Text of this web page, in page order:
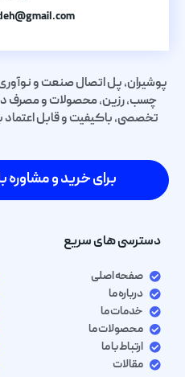
پوشیران، پل اتصال صنعت و
چسب، رزین، محصولات و مصرف
تخصصی، باکیفیت و قابل اعتماد
برای خرید و مشاوره
دسترسی های سریع
صفحه اصلی
درباره ما
خدمات ما
محصولات ما
ارتباط با ما
مقالات